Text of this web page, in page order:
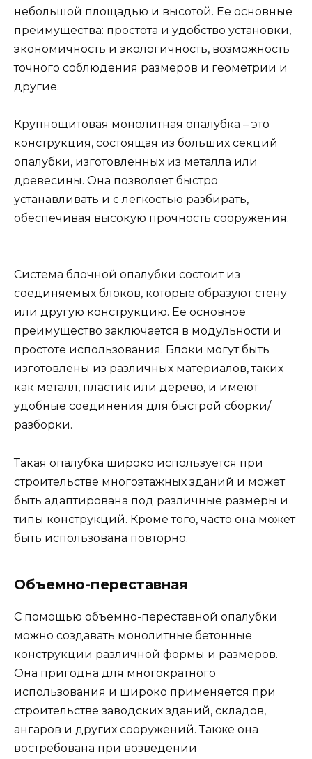
небольшой площадью и высотой. Ее основные
преимущества: простота и удобство установки,
экономичность и экологичность, возможность
точного соблюдения размеров и геометрии и
другие.
Крупнощитовая монолитная опалубка – это
конструкция, состоящая из больших секций
опалубки, изготовленных из металла или
древесины. Она позволяет быстро
устанавливать и с легкостью разбирать,
обеспечивая высокую прочность сооружения.
Система блочной опалубки состоит из
соединяемых блоков, которые образуют стену
или другую конструкцию. Ее основное
преимущество заключается в модульности и
простоте использования. Блоки могут быть
изготовлены из различных материалов, таких
как металл, пластик или дерево, и имеют
удобные соединения для быстрой сборки/
разборки.
Такая опалубка широко используется при
строительстве многоэтажных зданий и может
быть адаптирована под различные размеры и
типы конструкций. Кроме того, часто она может
быть использована повторно.
Объемно-переставная
С помощью объемно-переставной опалубки
можно создавать монолитные бетонные
конструкции различной формы и размеров.
Она пригодна для многократного
использования и широко применяется при
строительстве заводских зданий, складов,
ангаров и других сооружений. Также она
востребована при возведении